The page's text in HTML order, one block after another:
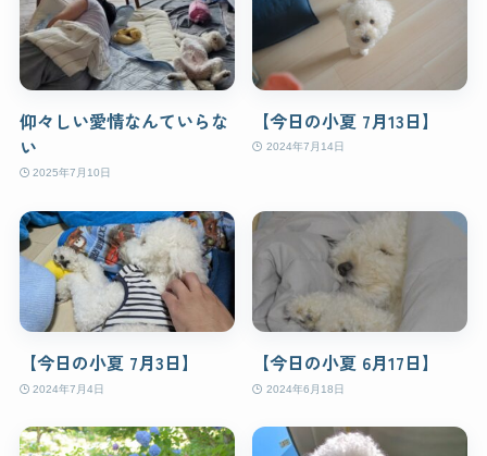
仰々しい愛情なんていらな
い
2025年7月10日
【今日の小夏 7月13日】
2024年7月14日
【今日の小夏 7月3日】
2024年7月4日
【今日の小夏 6月17日】
2024年6月18日